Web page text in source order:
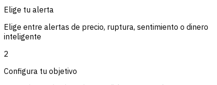
Elige tu alerta
Elige entre alertas de precio, ruptura, sentimiento o dinero
inteligente
2
Configura tu objetivo